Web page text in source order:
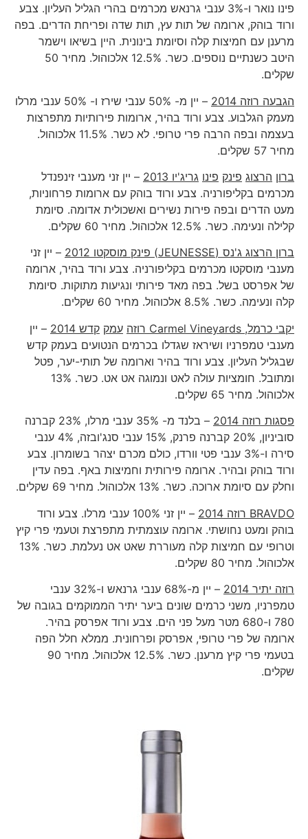
פינו נואר ו-3% ענבי גרנאש מכרמים בהרי הגליל העליון. צבע
ורוד בוהק, ארומה של תות עץ, תות שדה ופריחת הדרים. בפה
מרענן עם חמיצות קלה וסיומת בינונית. היין בשיאו וישמר
היטב כשנתיים נוספים. כשר. 12.5% אלכוהול. מחיר 50
שקלים.
הגבעה רוזה 2014
– יין מ- 50% ענבי שירז ו- 50% ענבי מרלו
מעמק הגלבוע. צבע ורוד בהיר, ארומות פירותיות מתפרצות
בעצמה ובפה הרבה פרי טרופי. לא כשר. 11.5% אלכוהול.
מחיר 57 שקלים.
ברון הרצוג פינק פינו גריג'יו 2013
– יין זני מענבי זינפנדל
מכרמים בקליפורניה. צבע ורוד בוהק עם ארומות פרחוניות,
מעט הדרים ובפה פירות נשירים ואשכולית אדומה. סיומת
קלילה ונעימה. כשר. 12.5% אלכוהול. מחיר 60 שקלים.
ברון הרצוג ג'נס (JEUNESSE) פינק מוסקטו 2012
– יין זני
מענבי מוסקטו מכרמים בקליפורניה. צבע ורוד בהיר, ארומה
של אפרסט בשל. בפה מאד פירותי ונגיעות מתוקות. סיומת
קלה ונעימה. כשר. 8.5% אלכוהול. מחיר 60 שקלים.
יקבי כרמל,Carmel Vineyardsרוזה עמק קדש 2014
– יין
מענבי טמפרניו ושיראז שגדלו בכרמים הנטועים בעמק קדש
שבגליל העליון. צבע ורוד בהיר וארומה של תותי-יער, פטל
ומתובל. חומציות עולה לאט ונמוגה אט אט. כשר. 13%
אלכוהול. מחיר 65 שקלים.
פסגות רוזה 2014
– בלנד מ- 35% ענבי מרלו, 23% קברנה
סוביניון, 20% קברנה פרנק, 15% ענבי סנג'ובזה, 4% ענבי
סירה ו-3% ענבי פטי וורדו, כולם מכרם יצהר בשומרון. צבע
ורוד בוהק ובהיר. ארומה פירותית וחמיצות באף. בפה עדין
וחלק עם סיומת ארוכה. כשר. 13% אלכוהול. מחיר 69 שקלים.
BRAVDOרוזה 2014
– יין זני 100% ענבי מרלו. צבע ורוד
בוהק ומעט נחושתי. ארומה עוצמתית מתפרצת וטעמי פרי קיץ
וטרופי עם חמיצות קלה מעוררת שאט אט נעלמת. כשר. 13%
אלכוהול. מחיר 80 שקלים.
רוזה יתיר 2014
– יין מ-68% ענבי גרנאש ו-32% ענבי
טמפרניו, משני כרמים שונים ביער יתיר הממוקמים בגובה של
780 ו-680 מטר מעל פני הים. צבע ורוד אפרסק בהיר.
ארומה של פרי טרופי, אפרסק ופרחונית. ממלא חלל הפה
בטעמי פרי קיץ מרענן. כשר. 12.5% אלכוהול. מחיר 90
שקלים.